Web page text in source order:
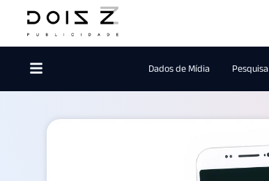
Dados de Mídia Pesquisa